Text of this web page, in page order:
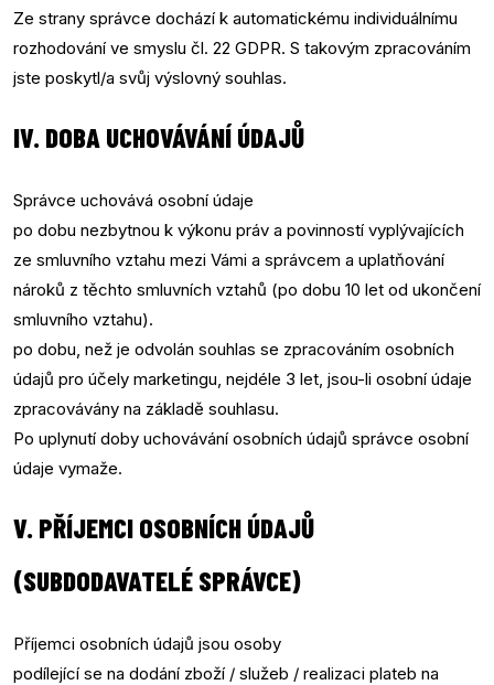
Ze strany správce dochází k automatickému individuálnímu
rozhodování ve smyslu čl. 22 GDPR. S takovým zpracováním
jste poskytl/a svůj výslovný souhlas.
IV. DOBA UCHOVÁVÁNÍ ÚDAJŮ
Správce uchovává osobní údaje
po dobu nezbytnou k výkonu práv a povinností vyplývajících
ze smluvního vztahu mezi Vámi a správcem a uplatňování
nároků z těchto smluvních vztahů (po dobu 10 let od ukončení
smluvního vztahu).
po dobu, než je odvolán souhlas se zpracováním osobních
údajů pro účely marketingu, nejdéle 3 let, jsou-li osobní údaje
zpracovávány na základě souhlasu.
Po uplynutí doby uchovávání osobních údajů správce osobní
údaje vymaže.
V. PŘÍJEMCI OSOBNÍCH ÚDAJŮ
(SUBDODAVATELÉ SPRÁVCE)
Příjemci osobních údajů jsou osoby
podílející se na dodání zboží / služeb / realizaci plateb na